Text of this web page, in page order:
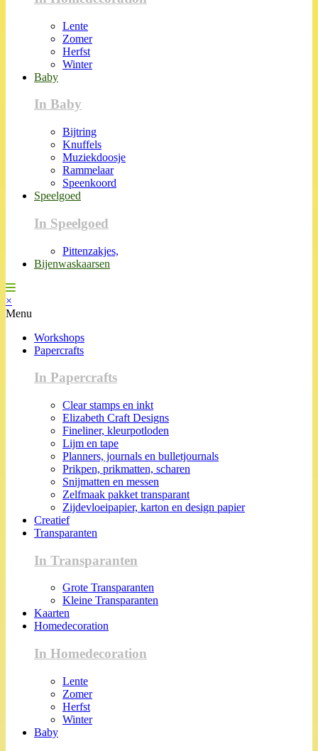
Lente
Zomer
Herfst
Winter
Baby
In Baby
Bijtring
Knuffels
Muziekdoosje
Rammelaar
Speenkoord
Speelgoed
In Speelgoed
Pittenzakjes,
Bijenwaskaarsen
×
Menu
Workshops
Papercrafts
In Papercrafts
Clear stamps en inkt
Elizabeth Craft Designs
Fineliner, kleurpotloden
Lijm en tape
Planners, journals en bulletjournals
Prikpen, prikmatten, scharen
Snijmatten en messen
Zelfmaak pakket transparant
Zijdevloeipapier, karton en design papier
Creatief
Transparanten
In Transparanten
Grote Transparanten
Kleine Transparanten
Kaarten
Homedecoration
In Homedecoration
Lente
Zomer
Herfst
Winter
Baby